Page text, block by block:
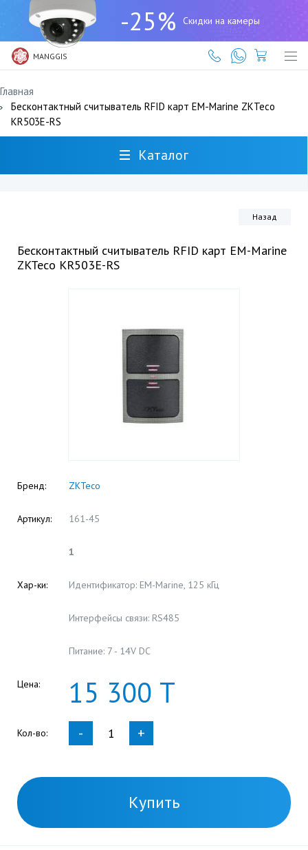
-25% Скидки на камеры
MANGGIS
(727)
317-
61-
61
Главная
Бесконтактный считыватель RFID карт EM-Marine ZKTeco
KR503E-RS
Каталог
Назад
Бесконтактный считыватель RFID карт EM-Marine
ZKTeco KR503E-RS
Бренд: ZKTeco
Артикул: 161-45
1
Хар-ки: Идентификатор: EM-Marine, 125 кГц
Интерфейсы связи: RS485
Питание: 7 - 14V DC
Цена: 15 300 Т
Кол-во: - +
Купить